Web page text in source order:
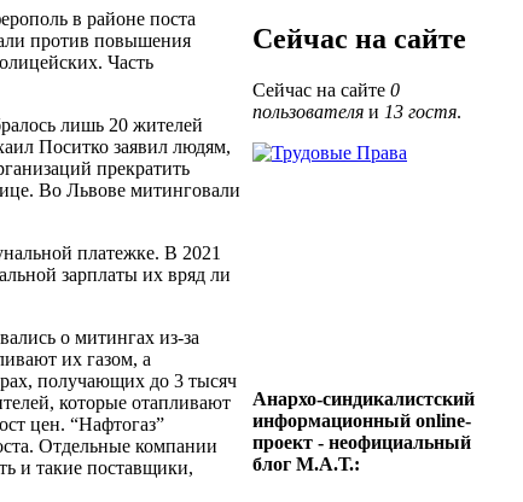
в районе поста
против повышения
Часть
лишь 20 жителей
Поситко заявил людям,
прекратить
Во Львове митинговали
платежке. В 2021
зарплаты их вряд ли
о митингах из-за
их газом, а
получающих до 3 тысяч
которые отапливают
цен. “Нафтогаз”
Отдельные компании
и такие поставщики,
Сейчас на сайте
Сейчас на сайте 0
пользователя и 13 гостя.
Анархо-синдикалистский
информационный online-
проект - неофициальный
блог М.А.Т.: